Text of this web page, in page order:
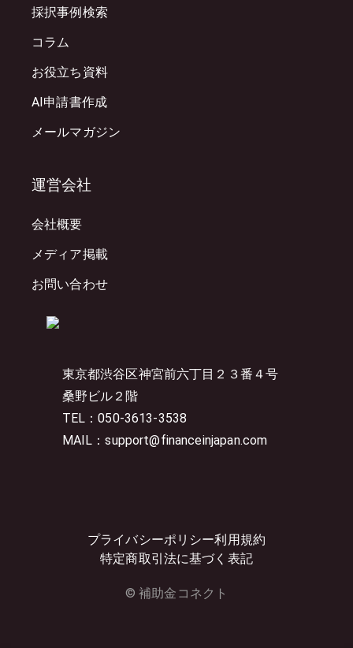
東京都渋谷区神宮前六丁目２３番４号
桑野ビル２階
TEL：050-3613-3538
MAIL：support@financeinjapan.com
プライバシーポリシー利用規約
特定商取引法に基づく表記
© 補助金コネクト
採択事例検索
コラム
お役立ち資料
AI申請書作成
メールマガジン
運営会社
会社概要
メディア掲載
お問い合わせ